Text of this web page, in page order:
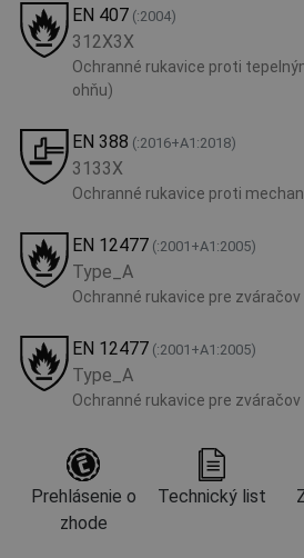
EN 407 (:2004)
312X3X
Ochranné rukavice proti
ohňu)
EN 388 (:2016+A1:2018)
3133X
Ochranné rukavice proti
EN 12477 (:2001+А1:2005)
Type_A
Ochranné rukavice pre zváračov
EN 12477 (:2001+А1:2005)
Type_A
Ochranné rukavice pre zváračov
Prehlásenie o
zhode
Technický list